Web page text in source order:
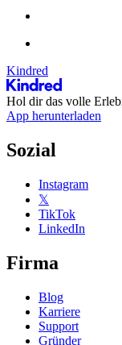
Kindred
Hol dir das volle
App herunterladen
Sozial
Instagram
𝕏
TikTok
LinkedIn
Firma
Blog
Karriere
Support
Gründer